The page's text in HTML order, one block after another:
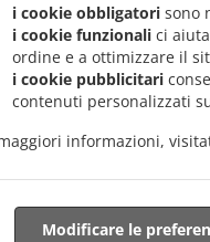
i cookie obbligatori sono
i cookie funzionali ci
ordine e a ottimizzare il
i cookie pubblicitari
contenuti personalizzati
informazioni,
Modificare le
spent